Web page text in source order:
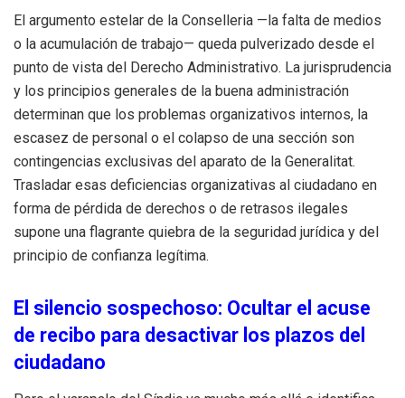
El argumento estelar de la Conselleria —la falta de medios
o la acumulación de trabajo— queda pulverizado desde el
punto de vista del Derecho Administrativo. La jurisprudencia
y los principios generales de la buena administración
determinan que los problemas organizativos internos, la
escasez de personal o el colapso de una sección son
contingencias exclusivas del aparato de la Generalitat.
Trasladar esas deficiencias organizativas al ciudadano en
forma de pérdida de derechos o de retrasos ilegales
supone una flagrante quiebra de la seguridad jurídica y del
principio de confianza legítima.
El silencio sospechoso: Ocultar el acuse
de recibo para desactivar los plazos del
ciudadano